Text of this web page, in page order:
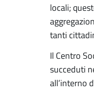
locali;
tanti
Il Centro
succeduti
all’interno